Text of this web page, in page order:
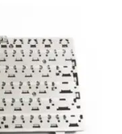
deseos